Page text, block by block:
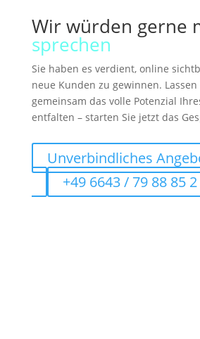
Wir würden gerne
sprechen
Sie haben es verdient, online
neue Kunden zu gewinnen. Lassen
gemeinsam das volle Potenzial
entfalten – starten Sie jetzt das
Unverbindliches
+49 6643 / 79 88 85 2